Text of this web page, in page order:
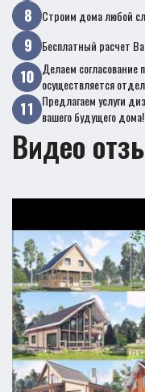
Строим дома любой
Бесплатный расчет
Делаем согласование
осуществляется
Предлагаем услуги
вашего будущего дома!
Видео